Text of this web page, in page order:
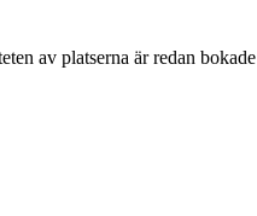
av platserna är redan bokade